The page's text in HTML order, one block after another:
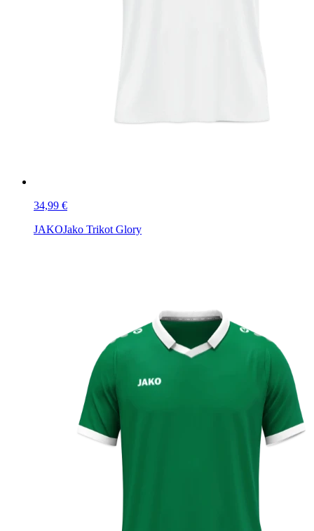
34,99 €
JAKOJako Trikot Glory